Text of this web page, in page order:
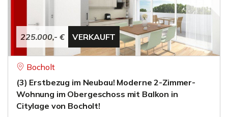
225.000,- € VERKAUFT
Bocholt
(3) Erstbezug im Neubau! Moderne 2-Zimmer-
Wohnung im Obergeschoss mit Balkon in
Citylage von Bocholt!